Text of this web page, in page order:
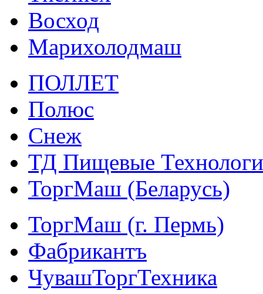
Восход
Марихолодмаш
ПОЛЛЕТ
Полюс
Снеж
ТД Пищевые
ТоргМаш (Беларусь)
ТоргМаш (г. Пермь)
Фабрикантъ
ЧувашТоргТехника